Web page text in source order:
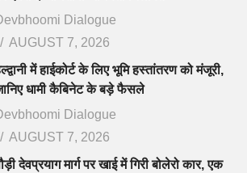
Dialogue
AUGUST 7, 2026
में हाईकोर्ट के लिए भूमि हस्तांतरण को मंजूरी,
धामी कैबिनेट के बड़े फैसले
Dialogue
AUGUST 7, 2026
देवप्रयाग मार्ग पर खाई में गिरी बोलेरो कार, एक